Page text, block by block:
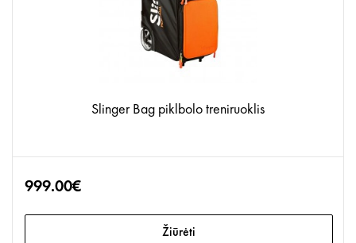
Slinger Bag piklbolo treniruoklis
999.00€
Žiūrėti